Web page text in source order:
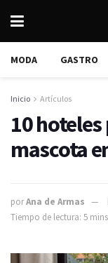
MODA GASTRO
Inicio Artículos
10
mascota
porAna de Armas
Tiempo de lectura: 5